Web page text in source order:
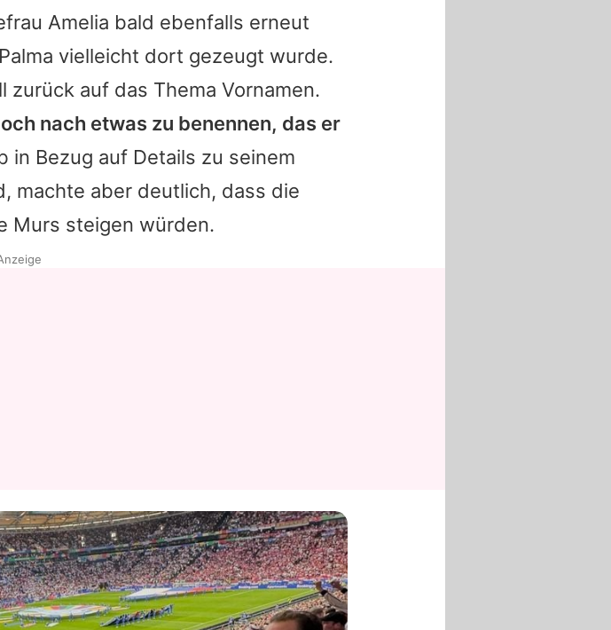
Amelia bald ebenfalls erneut
vielleicht dort gezeugt wurde.
zurück auf das Thema Vornamen.
nach etwas zu benennen, das er
in Bezug auf Details zu seinem
machte aber deutlich, dass die
Murs steigen würden.